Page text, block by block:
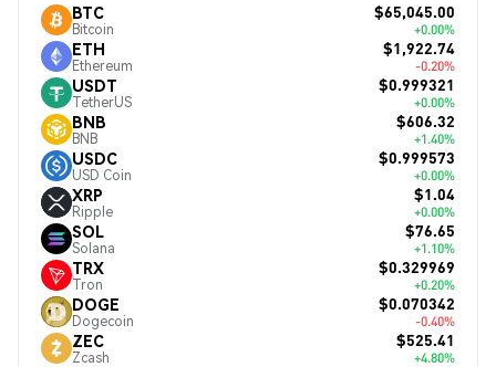
BTC
Bitcoin
$65,045.00
+0.00%
ETH
Ethereum
$1,922.74
-0.20%
USDT
TetherUS
$0.999321
+0.00%
BNB
BNB
$606.32
+1.40%
USDC
USD Coin
$0.999573
+0.00%
XRP
Ripple
$1.04
+0.00%
SOL
Solana
$76.65
+1.10%
TRX
Tron
$0.329969
+0.20%
DOGE
Dogecoin
$0.070342
-0.40%
ZEC
Zcash
$525.41
+4.80%